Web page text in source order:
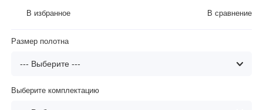
В избранное В сравнение
Размер полотна
Выберите комплектацию